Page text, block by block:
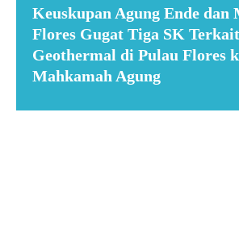
Keuskupan Agung Ende dan
Flores Gugat Tiga SK
Geothermal di Pulau Flores
Mahkamah Agung